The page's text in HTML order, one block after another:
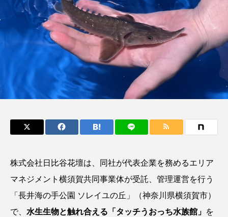
＜ツバメウオ＞は意外
と美味しい！ “でかい
鰭”が特徴的な魚を実
椎名まさ
と
＜なぜ釣り人は魚拓を
とるのか？＞ 魚拓が
もつ不思議な力──祖
父と子の魚拓からその
意味を問いなおす
2026.08.09
アイゴ アイナメ アオウオ アオザメ
アオリイカ アカアジ アカカサゴ
株式会社日比谷花壇は、同社が代表企業を務めるエリア
マネジメント横須賀共同事業体が受託、管理運営を行う
「長井海の手公園 ソレイユの丘」（神奈川県横須賀市）
で、 水生生物と触れ合える「タッチうおっち水族館」 を